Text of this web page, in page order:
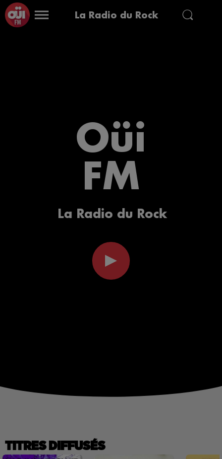
La Radio du Rock
Oüi
FM
La Radio du Rock
TITRES DIFFUSÉS